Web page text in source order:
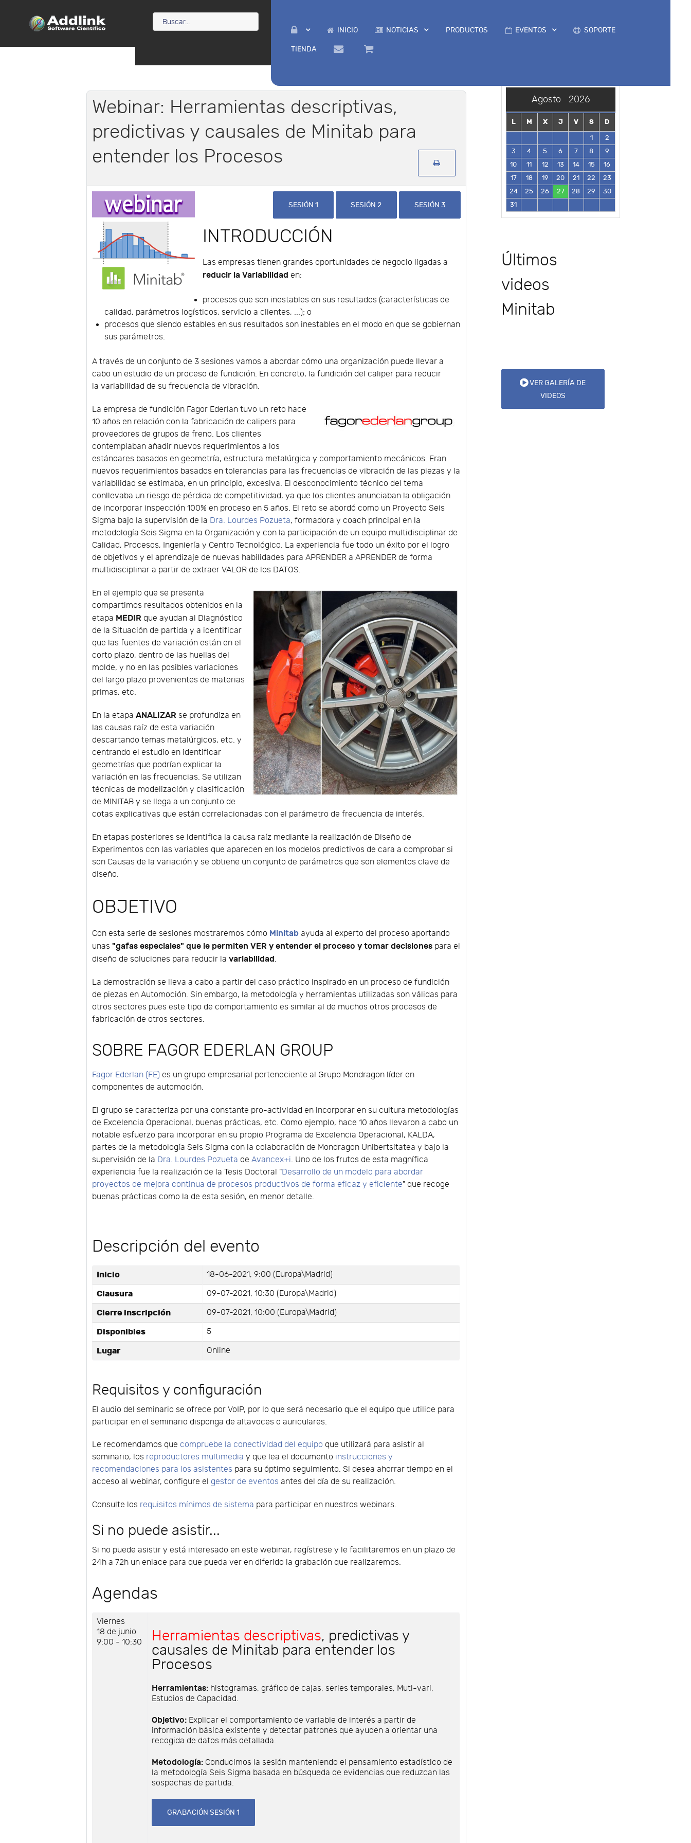
INICIO NOTICIAS PRODUCTOS EVENTOS SOPORTE
TIENDA
Webinar: Herramientas descriptivas,
predictivas y causales de Minitab para
entender los Procesos
SESIÓN 1 SESIÓN 2 SESIÓN 3
INTRODUCCIÓN
Las empresas tienen grandes oportunidades de negocio ligadas a
reducir la Variabilidad en:
procesos que son inestables en sus resultados (características de
calidad, parámetros logísticos, servicio a clientes, ...); o
procesos que siendo estables en sus resultados son inestables en el modo en que se gobiernan
sus parámetros.
A través de un conjunto de 3 sesiones vamos a abordar cómo una organización puede llevar a
cabo un estudio de un proceso de fundición. En concreto, la fundición del caliper para reducir
la variabilidad de su frecuencia de vibración.
La empresa de fundición Fagor Ederlan tuvo un reto hace
10 años en relación con la fabricación de calipers para
proveedores de grupos de freno. Los clientes
contemplaban añadir nuevos requerimientos a los
estándares basados en geometría, estructura metalúrgica y comportamiento mecánicos. Eran
nuevos requerimientos basados en tolerancias para las frecuencias de vibración de las piezas y la
variabilidad se estimaba, en un principio, excesiva. El desconocimiento técnico del tema
conllevaba un riesgo de pérdida de competitividad, ya que los clientes anunciaban la obligación
de incorporar inspección 100% en proceso en 5 años. El reto se abordó como un Proyecto Seis
Sigma bajo la supervisión de la Dra. Lourdes Pozueta, formadora y coach principal en la
metodología Seis Sigma en la Organización y con la participación de un equipo multidisciplinar de
Calidad, Procesos, Ingeniería y Centro Tecnológico. La experiencia fue todo un éxito por el logro
de objetivos y el aprendizaje de nuevas habilidades para APRENDER a APRENDER de forma
multidisciplinar a partir de extraer VALOR de los DATOS.
En el ejemplo que se presenta
compartimos resultados obtenidos en la
etapa MEDIR que ayudan al Diagnóstico
de la Situación de partida y a identificar
que las fuentes de variación están en el
corto plazo, dentro de las huellas del
molde, y no en las posibles variaciones
del largo plazo provenientes de materias
primas, etc.
En la etapaANALIZAR se profundiza en
las causas raíz de esta variación
descartando temas metalúrgicos, etc. y
centrando el estudio en identificar
geometrías que podrían explicar la
variación en las frecuencias. Se utilizan
técnicas de modelización y clasificación
de MINITAB y se llega a un conjunto de
cotas explicativas que están correlacionadas con el parámetro de frecuencia de interés.
En etapas posteriores se identifica la causa raíz mediante la realización de Diseño de
Experimentos con las variables que aparecen en los modelos predictivos de cara a comprobar si
son Causas de la variación y se obtiene un conjunto de parámetros que son elementos clave de
diseño.
OBJETIVO
Con esta serie de sesiones mostraremos cómo Minitab ayuda al experto del proceso aportando
unas"gafas especiales" que le permiten VER y entender el proceso y tomar decisiones para el
diseño de soluciones para reducir lavariabilidad.
La demostración se lleva a cabo a partir del caso práctico inspirado en un proceso de fundición
de piezas en Automoción. Sin embargo, la metodología y herramientas utilizadas son válidas para
otros sectores pues este tipo de comportamiento es similar al de muchos otros procesos de
fabricación de otros sectores.
SOBRE FAGOR EDERLAN GROUP
Fagor Ederlan (FE) es un grupo empresarial perteneciente al Grupo Mondragon líder en
componentes de automoción.
El grupo se caracteriza por una constante pro-actividad en incorporar en su cultura metodologías
de Excelencia Operacional, buenas prácticas, etc. Como ejemplo, hace 10 años llevaron a cabo un
notable esfuerzo para incorporar en su propio Programa de Excelencia Operacional, KALDA,
partes de la metodología Seis Sigma con la colaboración de Mondragon Unibertsitatea y bajo la
supervisión de la Dra. Lourdes Pozueta deAvancex+i. Uno de los frutos de esta magnífica
experiencia fue la realización de la Tesis Doctoral "Desarrollo de un modelo para abordar
proyectos de mejora continua de procesos productivos de forma eficaz y eficiente" que recoge
buenas prácticas como la de esta sesión, en menor detalle.
Descripción del evento
Inicio 18-06-2021, 9:00 (Europa\Madrid)
Clausura 09-07-2021, 10:30 (Europa\Madrid)
Cierre inscripción 09-07-2021, 10:00 (Europa\Madrid)
Disponibles 5
Lugar Online
Requisitos y configuración
El audio del seminario se ofrece por VoIP, por lo que será necesario que el equipo que utilice para
participar en el seminario disponga de altavoces o auriculares.
Le recomendamos que compruebe la conectividad del equipo que utilizará para asistir al
seminario, los reproductores multimedia y que lea el documento instrucciones y
recomendaciones para los asistentes para su óptimo seguimiento. Si desea ahorrar tiempo en el
acceso al webinar, configure el gestor de eventos antes del día de su realización.
Consulte los requisitos mínimos de sistema para participar en nuestros webinars.
Si no puede asistir...
Si no puede asistir y está interesado en este webinar, regístrese y le facilitaremos en un plazo de
24h a 72h un enlace para que pueda ver en diferido la grabación que realizaremos.
Agendas
Viernes
18 de junio
9:00 - 10:30
Herramientas descriptivas, predictivas y
causales de Minitab para entender los
Procesos
Herramientas: histogramas, gráfico de cajas, series temporales, Muti-vari,
Estudios de Capacidad.
Objetivo: Explicar el comportamiento de variable de interés a partir de
información básica existente y detectar patrones que ayuden a orientar una
recogida de datos más detallada.
Metodología: Conducimos la sesión manteniendo el pensamiento estadístico de
la metodología Seis Sigma basada en búsqueda de evidencias que reduzcan las
sospechas de partida.
GRABACIÓN SESIÓN 1
Agosto 2026
L M X J V S
D
1
2
3
4 5 6 7 8
9
10
11 12 13 14 15
16
17
18 19 20 21 22
23
24
25 26 27 28 29
30
31
Últimos
videos
Minitab
VER GALERÍA DE
VIDEOS